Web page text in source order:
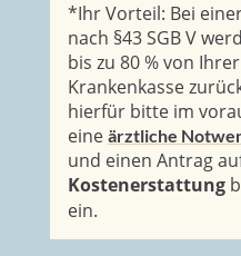
*Ihr Vorteil: Bei
nach §43 SGB V
bis zu 80 % von
Krankenkasse
hierfür bitte im
eine ärztliche
und einen Antrag
Kostenerstattung
ein.